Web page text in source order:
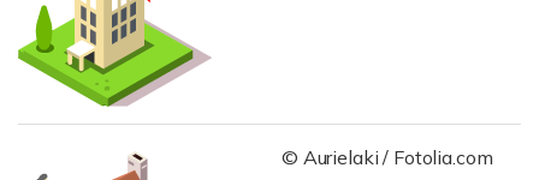
© Aurielaki / Fotolia.com